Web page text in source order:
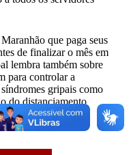
que paga seus
de finalizar o mês em
lembra também sobre
para controlar a
gripais como
do distanciamento
e sabão, além de